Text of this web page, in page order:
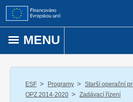
Přejít k obsahu
MENU
ESF / Programy / Starší operační
OPZ 2014-2020 / Zadávací řízení